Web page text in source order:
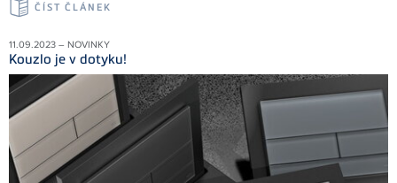
ČÍST ČLÁNEK
11.09.2023 – NOVINKY
Kouzlo je v dotyku!